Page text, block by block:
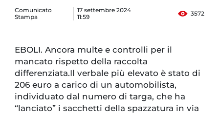
Comunicato
Stampa
17 settembre 2024
11:59
3572
EBOLI. Ancora multe e controlli per il
mancato rispetto della raccolta
differenziata.Il verbale più elevato è stato di
206 euro a carico di un automobilista,
individuato dal numero di targa, che ha
“lanciato” i sacchetti della spazzatura in via